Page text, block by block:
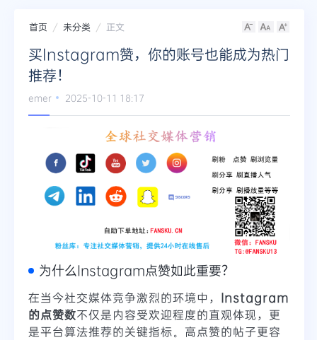
Twitter
首页 未分类 正文
买Instagram赞，你的账号也能成为热门
推荐！
emer 2025-10-11 18:17
为什么Instagram点赞如此重要？
在当今社交媒体竞争激烈的环境中， Instagram
的点赞数不仅是内容受欢迎程度的直观体现，更
是平台算法推荐的关键指标。高点赞的帖子更容